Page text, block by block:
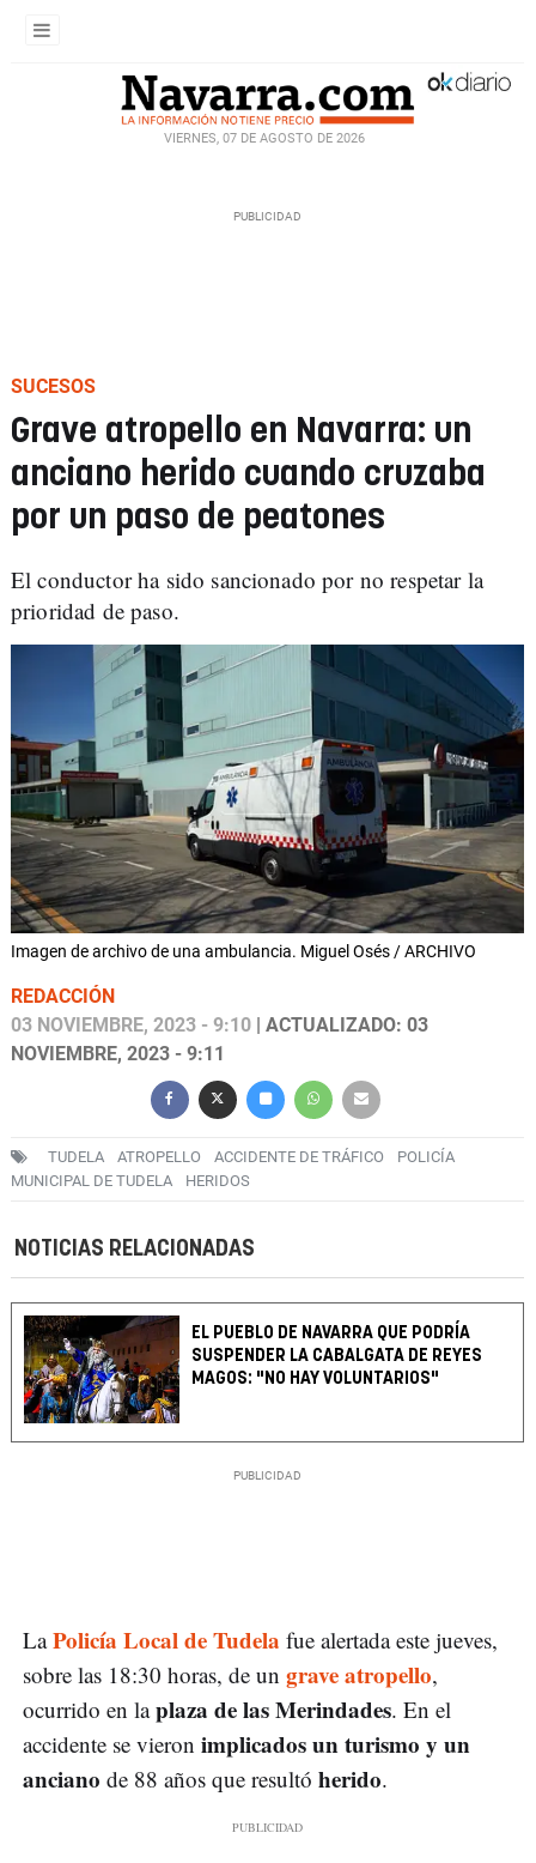
VIERNES, 07 DE AGOSTO DE 2026
SUCESOS
Grave atropello en Navarra: un
anciano herido cuando cruzaba
por un paso de peatones
El conductor ha sido sancionado por no respetar la
prioridad de paso.
Imagen de archivo de una ambulancia. Miguel Osés / ARCHIVO
REDACCIÓN
03 NOVIEMBRE, 2023 - 9:10 | ACTUALIZADO: 03
NOVIEMBRE, 2023 - 9:11
TUDELA ATROPELLO ACCIDENTE DE TRÁFICO
POLICÍA
MUNICIPAL DE TUDELA
HERIDOS
NOTICIAS RELACIONADAS
EL PUEBLO DE NAVARRA QUE PODRÍA
SUSPENDER LA CABALGATA DE REYES
MAGOS: "NO HAY VOLUNTARIOS"
LaPolicía Local de Tudela fue alertada este jueves,
sobre las 18:30 horas, de un grave atropello,
ocurrido en laplaza de las Merindades. En el
accidente se vieron implicados un turismo y un
anciano de 88 años que resultó herido.